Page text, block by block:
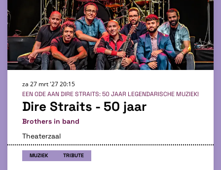
Dire Straits - 50 jaar
Brothers in band
EEN ODE AAN DIRE STRAITS: 50 JAAR LEGENDARISCHE MUZIEK!
za 27 mrt '2720:15
Theaterzaal
MUZIEK TRIBUTE